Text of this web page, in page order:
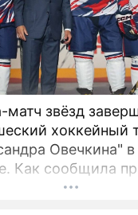
матч звёзд
хоккейный
Овечкина" в
правительства,